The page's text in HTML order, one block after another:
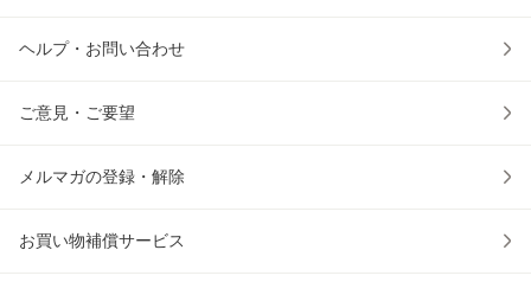
ヘルプ・お問い合わせ
ご意見・ご要望
メルマガの登録・解除
お買い物補償サービス